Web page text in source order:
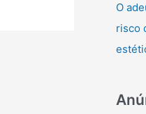
O
risco